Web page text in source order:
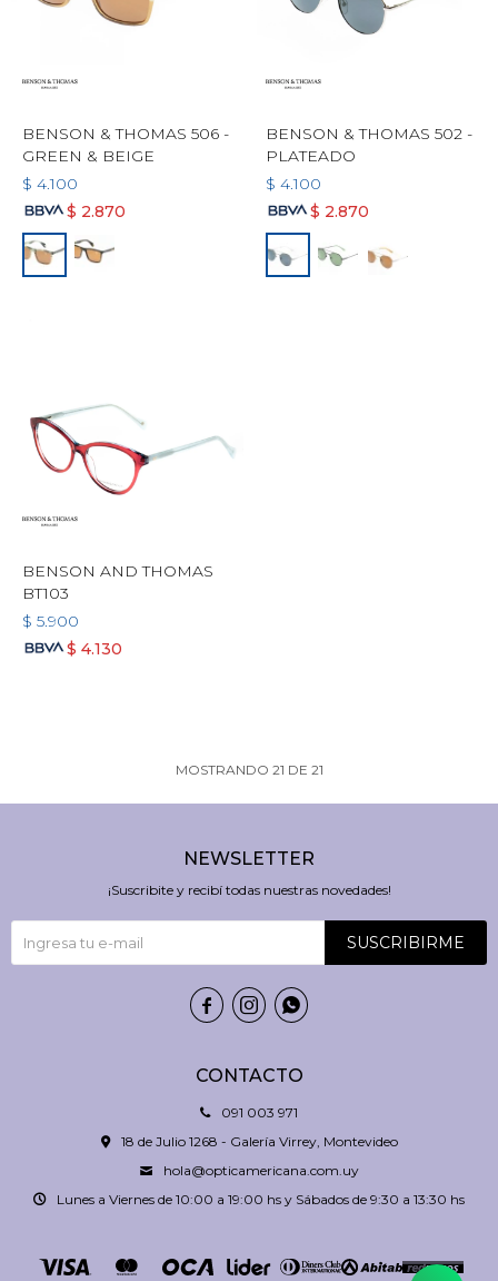
BENSON & THOMAS 506 -
GREEN & BEIGE
$ 4.100
$ 2.870
BENSON & THOMAS 502 -
PLATEADO
$ 4.100
$ 2.870
BENSON AND THOMAS
BT103
$ 5.900
$ 4.130
MOSTRANDO 21 DE 21
CONTACTO
091 003 971
18 de Julio 1268 - Galería Virrey, Montevideo
hola@opticamericana.com.uy
Lunes a Viernes de 10:00 a 19:00 hs y Sábados de 9:30 a 13:30 hs
NEWSLETTER
¡Suscribite y recibí todas nuestras novedades!
SUSCRIBIRME
  